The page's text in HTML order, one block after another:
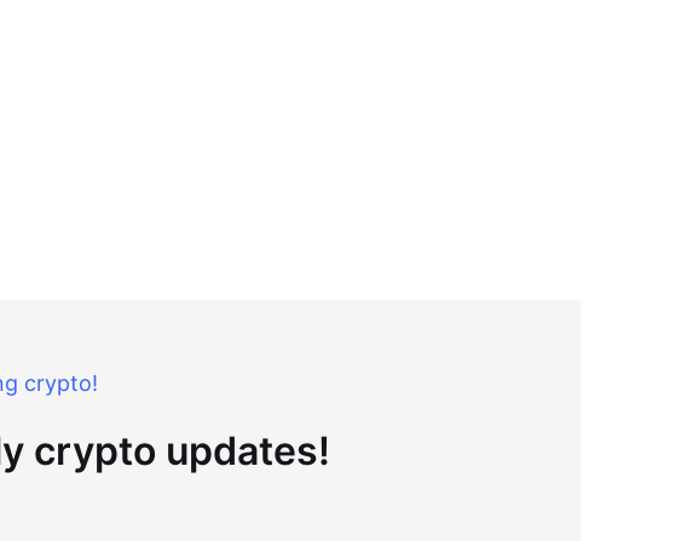
crypto!
crypto updates!